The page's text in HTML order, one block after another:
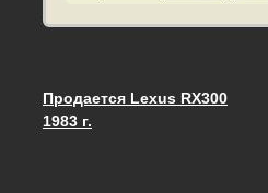
Запись
Продается Lexus RX300
1983 г.